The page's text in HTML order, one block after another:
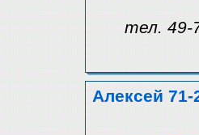
тел. 49-
Алексей 71-